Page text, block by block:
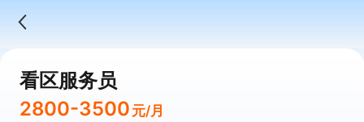
看区服务员
2800-3500 元/月